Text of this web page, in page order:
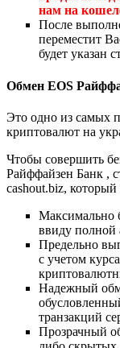
нам на
После
переместит
будет указан
Обмен EOS
Это одно из самых
криптовалют на
Чтобы совершить
Райффайзен Банк ,
cashout.biz, который
Максимально
ввиду полной
Предельно
с учетом
Надежный
транзакций
Прозрачный